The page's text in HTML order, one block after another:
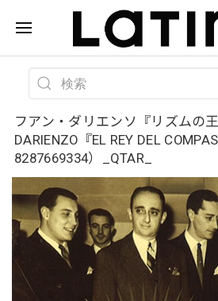
フアン・ダリエンソ『リズムの
DARIENZO『EL REY DEL
8287669334）_QTAR_